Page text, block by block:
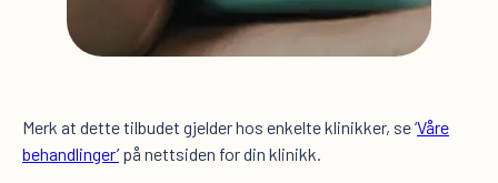
Merk at dette tilbudet gjelder hos enkelte klinikker, se ‘Våre
behandlinger’ på nettsiden for din klinikk.